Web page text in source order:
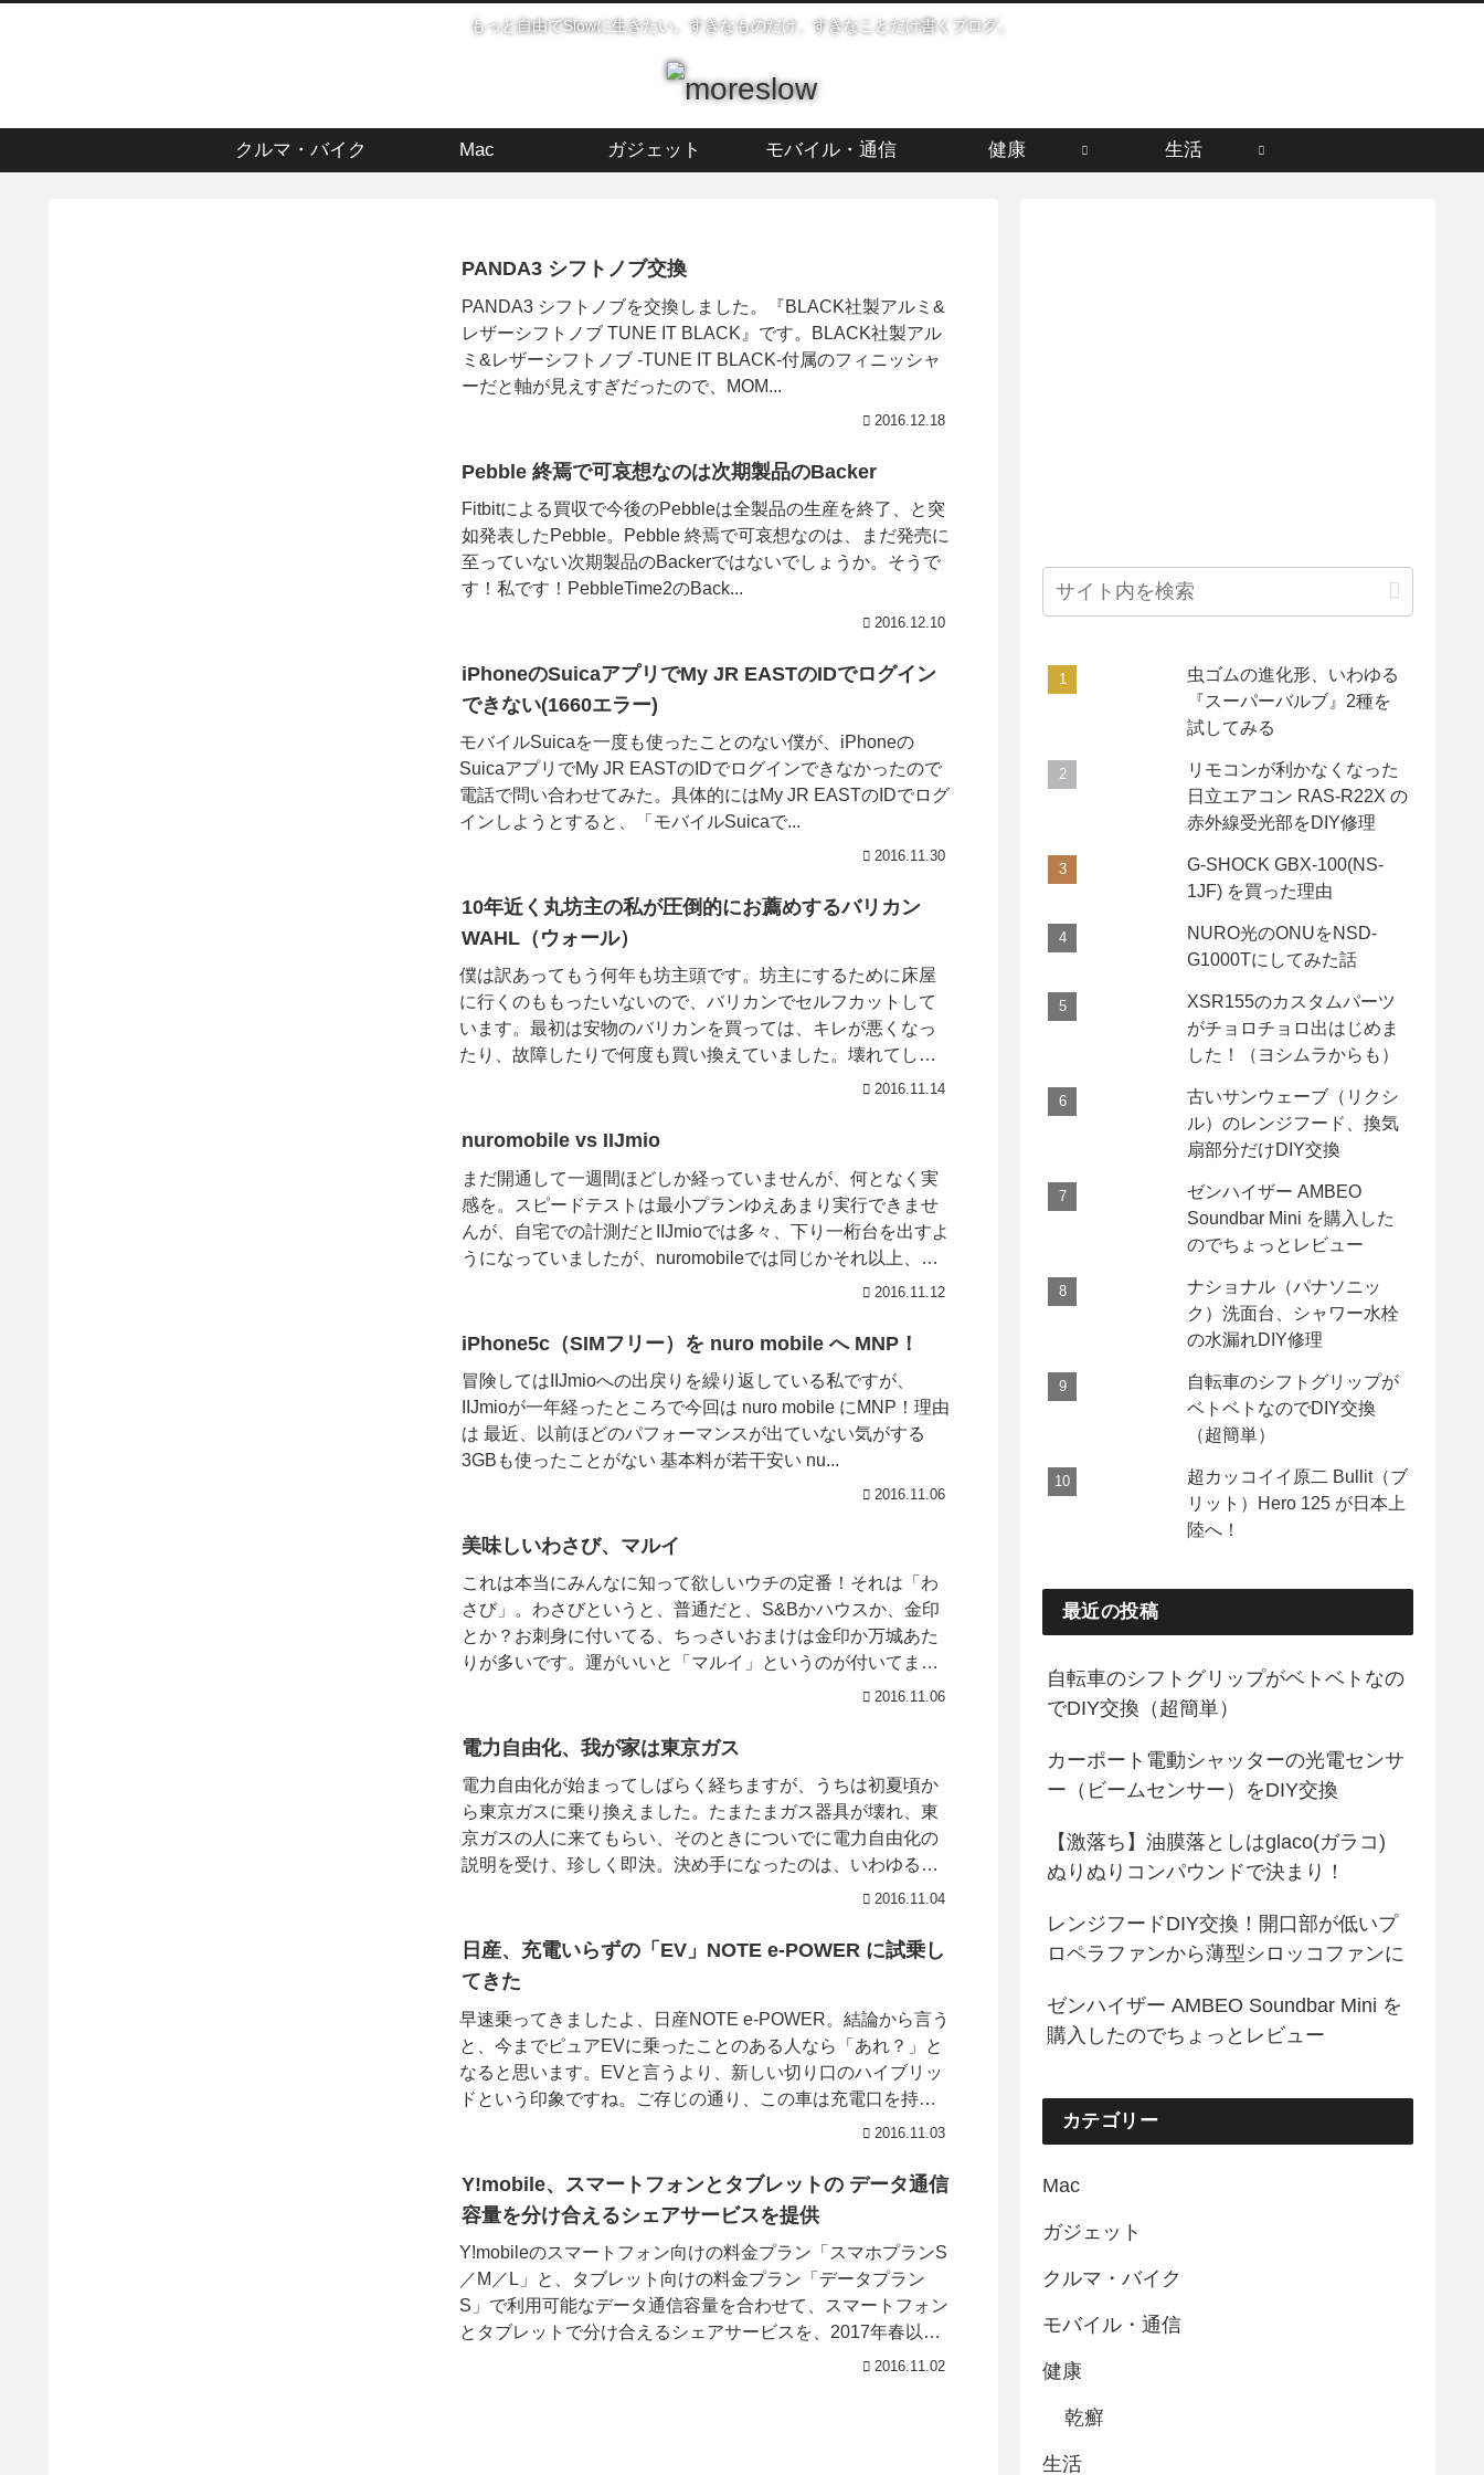
もっと自由でSlowに生きたい。すきなものだけ、すきなことだけ書くブログ。
クルマ・バイク Mac ガジェット モバイル・通信 健康 生活
PANDA3 シフトノブ交換
PANDA3 シフトノブを交換しました。『BLACK社製アルミ&
レザーシフトノブ TUNE IT BLACK』です。BLACK社製アル
ミ&レザーシフトノブ -TUNE IT BLACK-付属のフィニッシャ
ーだと軸が見えすぎだったので、MOM...
2016.12.18
Pebble 終焉で可哀想なのは次期製品のBacker
Fitbitによる買収で今後のPebbleは全製品の生産を終了、と突
如発表したPebble。Pebble 終焉で可哀想なのは、まだ発売に
至っていない次期製品のBackerではないでしょうか。そうで
す！私です！PebbleTime2のBack...
2016.12.10
iPhoneのSuicaアプリでMy JR EASTのIDでログイン
できない(1660エラー)
モバイルSuicaを一度も使ったことのない僕が、iPhoneの
SuicaアプリでMy JR EASTのIDでログインできなかったので
電話で問い合わせてみた。具体的にはMy JR EASTのIDでログ
インしようとすると、「モバイルSuicaで...
2016.11.30
10年近く丸坊主の私が圧倒的にお薦めするバリカン
WAHL（ウォール）
僕は訳あってもう何年も坊主頭です。坊主にするために床屋
に行くのももったいないので、バリカンでセルフカットして
います。最初は安物のバリカンを買っては、キレが悪くなっ
たり、故障したりで何度も買い換えていました。壊れてしま
2016.11.14
nuromobile vs IIJmio
まだ開通して一週間ほどしか経っていませんが、何となく実
感を。スピードテストは最小プランゆえあまり実行できませ
んが、自宅での計測だとIIJmioでは多々、下り一桁台を出すよ
うになっていましたが、nuromobileでは同じかそれ以上、決
2016.11.12
iPhone5c（SIMフリー）を nuro mobile へ MNP！
冒険してはIIJmioへの出戻りを繰り返している私ですが、
IIJmioが一年経ったところで今回は nuro mobile にMNP！理由
は 最近、以前ほどのパフォーマンスが出ていない気がする
3GBも使ったことがない 基本料が若干安い nu...
2016.11.06
美味しいわさび、マルイ
これは本当にみんなに知って欲しいウチの定番！それは「わ
さび」。わさびというと、普通だと、S&Bかハウスか、金印
とか？お刺身に付いてる、ちっさいおまけは金印か万城あた
りが多いです。運がいいと「マルイ」というのが付いてま
2016.11.06
電力自由化、我が家は東京ガス
電力自由化が始まってしばらく経ちますが、うちは初夏頃か
ら東京ガスに乗り換えました。たまたまガス器具が壊れ、東
京ガスの人に来てもらい、そのときについでに電力自由化の
説明を受け、珍しく即決。決め手になったのは、いわゆる
2016.11.04
日産、充電いらずの「EV」NOTE e-POWER に試乗し
てきた
早速乗ってきましたよ、日産NOTE e-POWER。結論から言う
と、今までピュアEVに乗ったことのある人なら「あれ？」と
なると思います。EVと言うより、新しい切り口のハイブリッ
ドという印象ですね。ご存じの通り、この車は充電口を持た
2016.11.03
Y!mobile、スマートフォンとタブレットの データ通信
容量を分け合えるシェアサービスを提供
Y!mobileのスマートフォン向けの料金プラン「スマホプランS
／M／L」と、タブレット向けの料金プラン「データプラン
S」で利用可能なデータ通信容量を合わせて、スマートフォン
とタブレットで分け合えるシェアサービスを、2017年春以降
2016.11.02
虫ゴムの進化形、いわゆる
『スーパーバルブ』2種を
試してみる
リモコンが利かなくなった
日立エアコン RAS-R22X の
赤外線受光部をDIY修理
G-SHOCK GBX-100(NS-
1JF) を買った理由
NURO光のONUをNSD-
G1000Tにしてみた話
XSR155のカスタムパーツ
がチョロチョロ出はじめま
した！（ヨシムラからも）
古いサンウェーブ（リクシ
ル）のレンジフード、換気
扇部分だけDIY交換
ゼンハイザー AMBEO
Soundbar Mini を購入した
のでちょっとレビュー
ナショナル（パナソニッ
ク）洗面台、シャワー水栓
の水漏れDIY修理
自転車のシフトグリップが
ベトベトなのでDIY交換
（超簡単）
超カッコイイ原二 Bullit（ブ
リット）Hero 125 が日本上
陸へ！
最近の投稿
自転車のシフトグリップがベトベトなの
でDIY交換（超簡単）
カーポート電動シャッターの光電センサ
ー（ビームセンサー）をDIY交換
【激落ち】油膜落としはglaco(ガラコ)
ぬりぬりコンパウンドで決まり！
レンジフードDIY交換！開口部が低いプ
ロペラファンから薄型シロッコファンに
ゼンハイザー AMBEO Soundbar Mini を
購入したのでちょっとレビュー
カテゴリー
Mac
ガジェット
クルマ・バイク
モバイル・通信
健康
乾癬
生活